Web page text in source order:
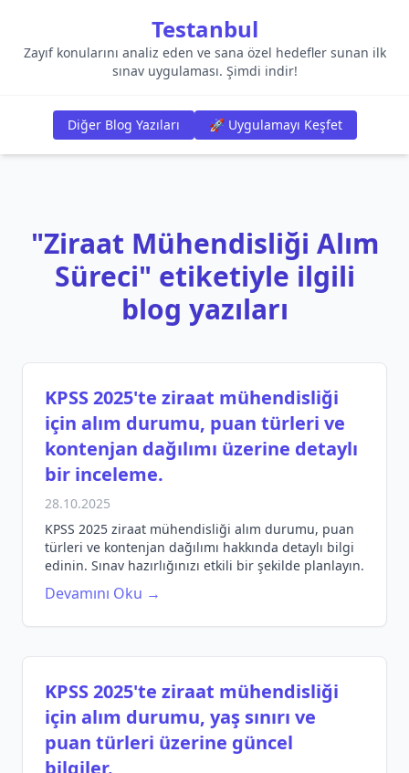
Testanbul
Zayıf konularını analiz eden ve sana özel hedefler sunan ilk
sınav uygulaması. Şimdi indir!
Diğer Blog Yazıları 🚀 Uygulamayı Keşfet
"Ziraat Mühendisliği Alım
Süreci" etiketiyle ilgili
blog yazıları
KPSS 2025'te ziraat mühendisliği
için alım durumu, puan türleri ve
kontenjan dağılımı üzerine detaylı
bir inceleme.
28.10.2025
KPSS 2025 ziraat mühendisliği alım durumu, puan
türleri ve kontenjan dağılımı hakkında detaylı bilgi
edinin. Sınav hazırlığınızı etkili bir şekilde planlayın.
Devamını Oku →
KPSS 2025'te ziraat mühendisliği
için alım durumu, yaş sınırı ve
puan türleri üzerine güncel
bilgiler.